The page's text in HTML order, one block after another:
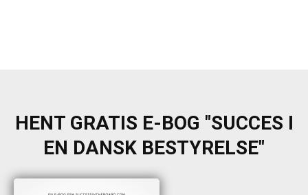
HENT GRATIS E-BOG "SUCCES I
EN DANSK BESTYRELSE"